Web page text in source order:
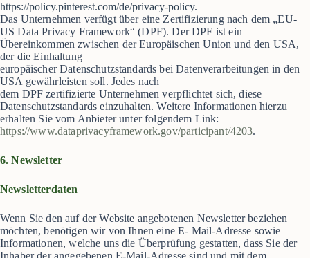
https://policy.pinterest.com/de/privacy-policy.
Das Unternehmen verfügt über eine Zertifizierung nach dem „EU-
US Data Privacy Framework“ (DPF). Der DPF ist ein
Übereinkommen zwischen der Europäischen Union und den USA,
der die Einhaltung
europäischer Datenschutzstandards bei Datenverarbeitungen in den
USA gewährleisten soll. Jedes nach
dem DPF zertifizierte Unternehmen verpflichtet sich, diese
Datenschutzstandards einzuhalten. Weitere Informationen hierzu
erhalten Sie vom Anbieter unter folgendem Link:
https://www.dataprivacyframework.gov/participant/4203.
6. Newsletter
Newsletterdaten
Wenn Sie den auf der Website angebotenen Newsletter beziehen
möchten, benötigen wir von Ihnen eine E- Mail-Adresse sowie
Informationen, welche uns die Überprüfung gestatten, dass Sie der
Inhaber der angegebenen E-Mail-Adresse sind und mit dem